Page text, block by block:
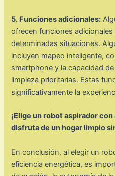
5. Funciones adicionales:
ofrecen funciones
determinadas situaciones.
incluyen mapeo inteligente,
smartphone y la capacidad
limpieza prioritarias. Estas
significativamente la
¡Elige un robot aspirador
disfruta de un hogar limpio
En conclusión, al elegir un
eficiencia energética, es